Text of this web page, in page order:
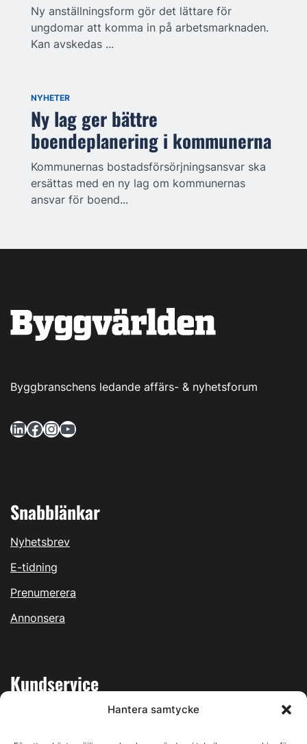
Hantera samtycke
Ny anställningsform gör det lättare för
ungdomar att komma in på arbetsmarknaden.
Kan avskedas ...
NYHETER
Ny lag ger bättre
boendeplanering i kommunerna
Kommunernas bostadsförsörjningsansvar ska
ersättas med en ny lag om kommunernas
ansvar för boend...
Byggbranschens ledande affärs- & nyhetsforum
LinkedIn Facebook InstagramYouTube
Snabblänkar
Nyhetsbrev
E-tidning
Prenumerera
Annonsera
Kundservice